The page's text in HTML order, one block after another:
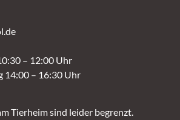
– 12:00 Uhr
14:00 – 16:30 Uhr
Tierheim sind leider begrenzt.